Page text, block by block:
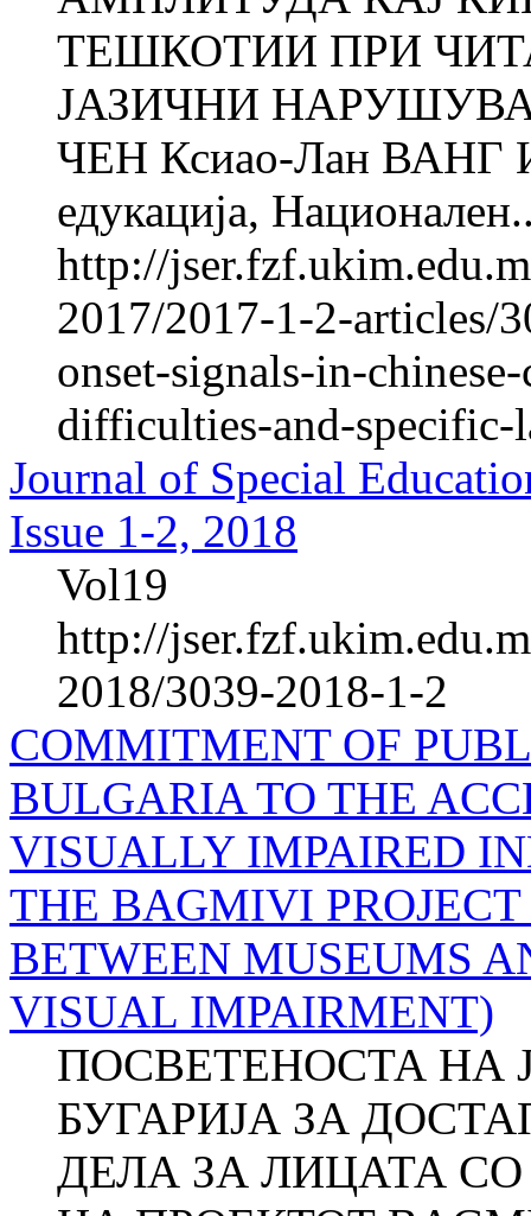
ТЕШКОТИИ ПРИ
ЈАЗИЧНИ
ЧЕН Ксиао-Лан ВАНГ
едукација,
http://
2017/2017-1-2-articles/
onset-signals-in-
difficulties-and-specific-
Journal of Special
Issue 1-2, 2018
Vol19
http://
2018/3039-2018-1-2
COMMITMENT OF
BULGARIA TO THE
VISUALLY IMPAIRED
THE BAGMIVI
BETWEEN MUSEUMS
VISUAL IMPAIRMENT)
ПОСВЕТЕНОСТА НА
БУГАРИЈА ЗА
ДЕЛА ЗА ЛИЦАТА